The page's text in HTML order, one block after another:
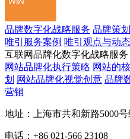
品牌数字化战略服务 品牌策
唯引服务案例 唯引观点与动态
互联网品牌化数字化战略服务
网站品牌化执行策略 网站的
划 网站品牌化视觉创意 品牌
营销
地址：上海市共和新路5000
电话：+86 021-566 23108